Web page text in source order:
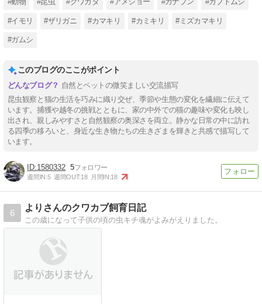
#イモリ #ザリガニ #カマキリ #カミキリ #ミズカマキリ
#ガムシ
このブログのここがポイント
自然とペットの微笑ましい交流描写
昆虫観察と猫の生活を巧みに織り交ぜ、季節や生態の変化を繊細に伝えて
います。捕獲や越冬の挑戦とともに、家の中外での猫の趣味や変化も映し
出され、親しみやすさと自然観察の奥深さを両立。静かな日常の中に訪れ
る四季の移ろいと、身近な生き物たちの生きざまを輝きと共感で描写して
います。
1580332 5
週間IN:5 週間OUT:18 月間IN:18
6
よりさんのクワカブ飼育日記
この歳になって子供の頃の虫キチ魂がよみがえりました。